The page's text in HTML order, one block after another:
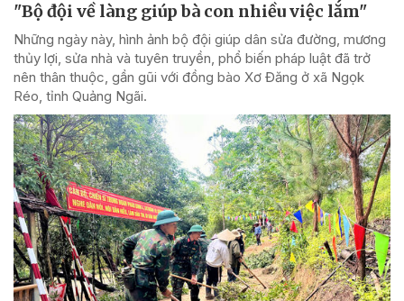
"Bộ đội về làng giúp bà con nhiều việc lắm"
Những ngày này, hình ảnh bộ đội giúp dân sửa đường, mương
thủy lợi, sửa nhà và tuyên truyền, phổ biến pháp luật đã trở
nên thân thuộc, gần gũi với đồng bào Xơ Đăng ở xã Ngọk
Réo, tỉnh Quảng Ngãi.